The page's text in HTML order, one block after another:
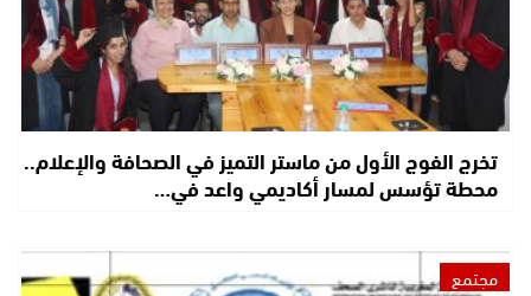
تخرج الفوج الأول من ماستر التميز في الصحافة والإعلام..
محطة تؤسس لمسار أكاديمي واعد في…
مجتمع